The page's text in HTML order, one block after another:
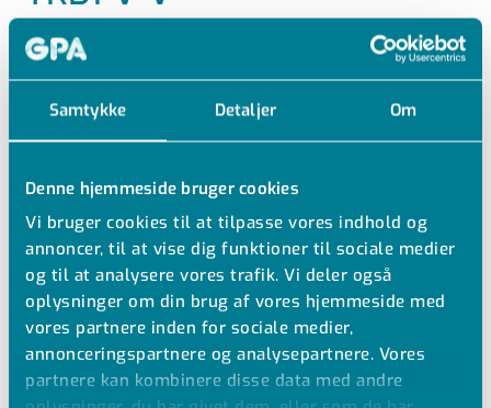
Samtykke Detaljer Om
Denne hjemmeside bruger cookies
Vi bruger cookies til at tilpasse vores indhold og
annoncer, til at vise dig funktioner til sociale medier
og til at analysere vores trafik. Vi deler også
oplysninger om din brug af vores hjemmeside med
vores partnere inden for sociale medier,
annonceringspartnere og analysepartnere. Vores
partnere kan kombinere disse data med andre
PVC-U 3-VEJS KUGLEVENTIL INDVENDIG
GEVIND, T-BORET DN10-50MM FPM
PVC-U TKD Kugleventil 3-vejs
T-boret kugle
Udstyret med Dual Block til låsning af omløberne.
Faste sæder, en side kan demonteres under fuldt tryk.
PN16
FPM